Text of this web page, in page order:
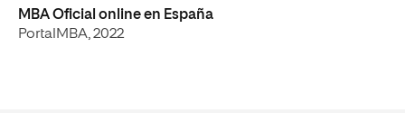
MBA Oficial online en España
PortalMBA, 2022